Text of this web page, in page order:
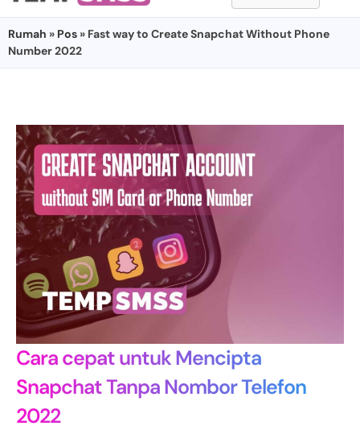
Rumah » Pos » Fast way to Create Snapchat Without Phone
Number 2022
Cara cepat untuk Mencipta
Snapchat Tanpa Nombor Telefon
2022